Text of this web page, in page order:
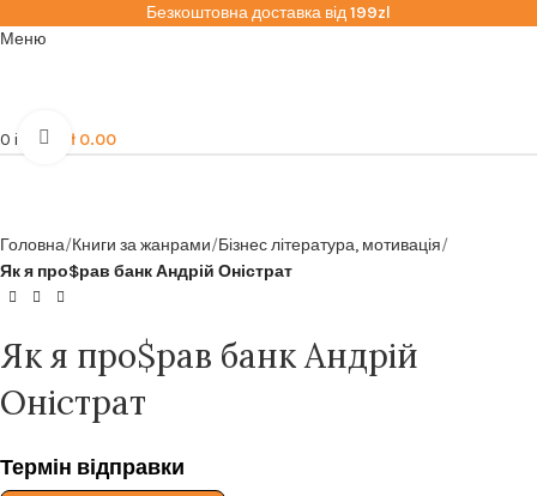
Безкоштовна доставка від199zl
Меню
0 items zł 0.00
Click to enlarge
Головна Книги за жанрами Бізнес література, мотивація
Як я про$рав банк Андрій Оністрат
Як я про$рав банк Андрій
Оністрат
Термін відправки